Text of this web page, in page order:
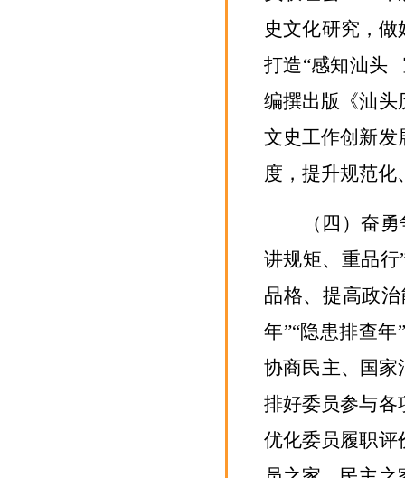
史文化研究，
打造“感知汕头
编撰出版《汕头
文史工作创新发
度，提升规范
（四）奋勇
讲规矩、重品行
品格、 提高政
年”“隐患排查
协商民主、国家
排好委员参与各
优化委员履职评